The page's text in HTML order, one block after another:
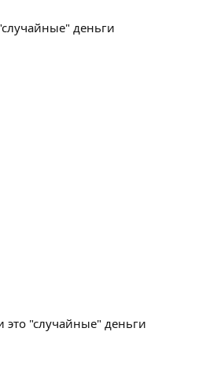
деньги
"случайные" деньги